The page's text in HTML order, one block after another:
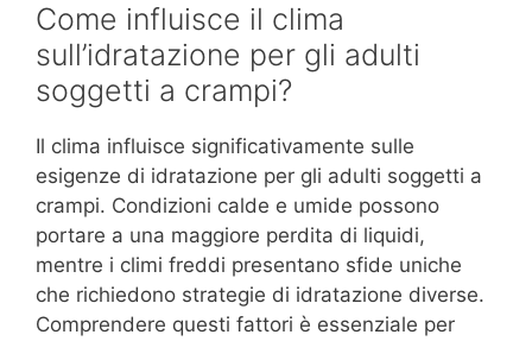
Come influisce il clima
sull’idratazione per gli adulti
soggetti a crampi?
Il clima influisce significativamente sulle
esigenze di idratazione per gli adulti soggetti a
crampi. Condizioni calde e umide possono
portare a una maggiore perdita di liquidi,
mentre i climi freddi presentano sfide uniche
che richiedono strategie di idratazione diverse.
Comprendere questi fattori è essenziale per